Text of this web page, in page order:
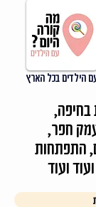
הילדים בכל הארץ
בחיפה,
חפר,
התפתחות
ועוד